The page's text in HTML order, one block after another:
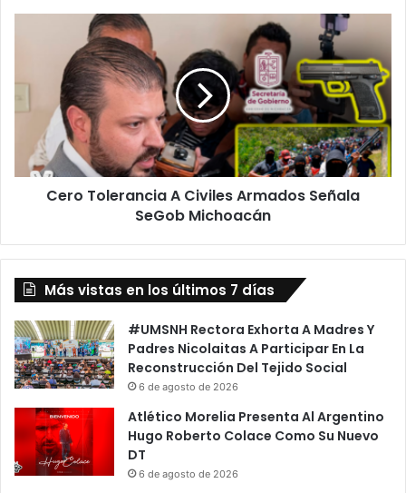
Armados
Señala
SeGob
Michoacán
Cero Tolerancia A Civiles Armados Señala
SeGob Michoacán
Más vistas en los últimos 7 días
#UMSNH Rectora Exhorta A Madres Y
Padres Nicolaitas A Participar En La
Reconstrucción Del Tejido Social
6 de agosto de 2026
Atlético Morelia Presenta Al Argentino
Hugo Roberto Colace Como Su Nuevo
DT
6 de agosto de 2026